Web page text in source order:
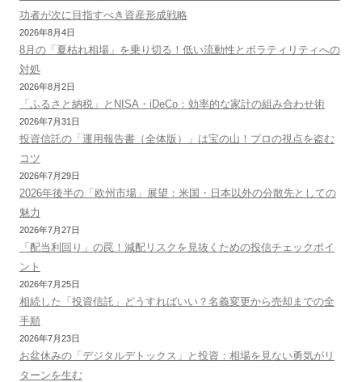
功者が次に目指すべき資産形成戦略
2026年8月4日
8月の「夏枯れ相場」を乗り切る！低い流動性とボラティリティへの
対処
2026年8月2日
「ふるさと納税」とNISA・iDeCo：効率的な家計の組み合わせ術
2026年7月31日
投資信託の「運用報告書（全体版）」は宝の山！プロの視点を盗む
コツ
2026年7月29日
2026年後半の「欧州市場」展望：米国・日本以外の分散先としての
魅力
2026年7月27日
「配当利回り」の罠！減配リスクを見抜くための投信チェックポイ
ント
2026年7月25日
相続した「投資信託」どうすればいい？名義変更から売却までの全
手順
2026年7月23日
お盆休みの「デジタルデトックス」と投資：相場を見ない勇気がリ
ターンを生む